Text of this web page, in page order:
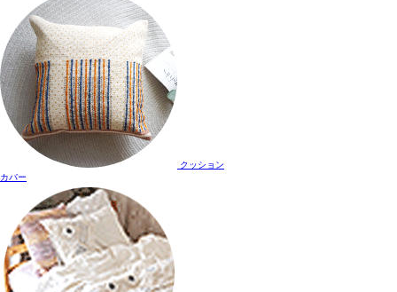
クッション
カバー